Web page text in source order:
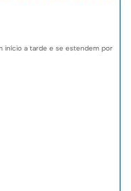
início a tarde e se estendem por